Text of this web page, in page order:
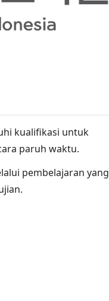
kualifikasi untuk
paruh waktu.
pembelajaran yang